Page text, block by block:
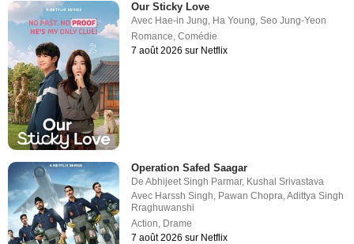
Our Sticky Love
Avec Hae-in Jung, Ha Young,Seo Jung-Yeon
Romance,Comédie
7 août 2026 sur Netflix
Operation Safed Saagar
DeAbhijeet Singh Parmar, Kushal Srivastava
Avec Harssh Singh Pawan Chopra ,Adittya Singh
Rraghuwanshi
Action Drame
7 août 2026 sur Netflix